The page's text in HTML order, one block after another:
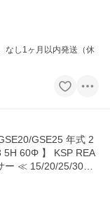
なし1ヶ月以内発送（休
GSE25 年式 2
5H 60Φ 】 KSP REA
ー ≪ 15/20/25/30m